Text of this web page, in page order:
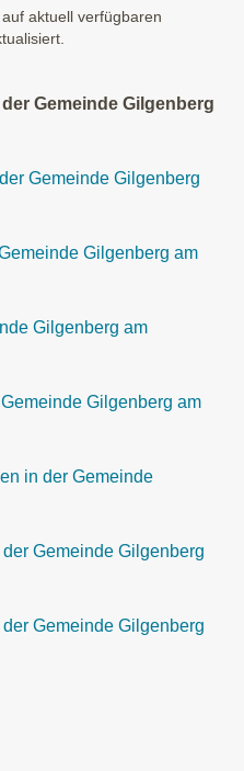
aktuell verfügbaren
Gemeinde Gilgenberg
Gemeinde Gilgenberg
Gilgenberg am
Gilgenberg am
Gilgenberg am
in der Gemeinde
Gemeinde Gilgenberg
Gemeinde Gilgenberg